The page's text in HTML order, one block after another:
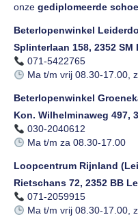
onze gediplomeerde
Beterlopenwinkel
Splinterlaan 158, 2352 SM
071-5422765
Ma t/m vrij 08.30-17.00,
Beterlopenwinkel
Kon. Wilhelminaweg 497,
030-2040612
Ma t/m za 08.30-17.00
Loopcentrum Rijnland
Rietschans 72, 2352 BB
071-2059915
Ma t/m vrij 08.30-17.00,